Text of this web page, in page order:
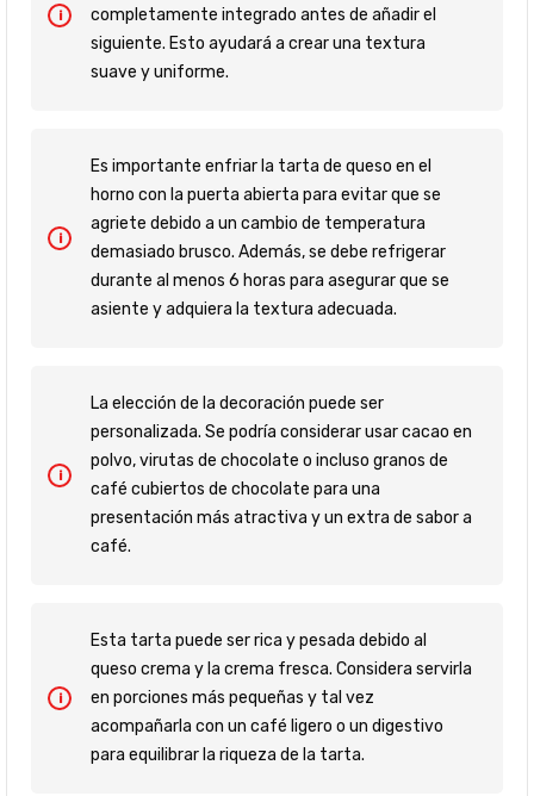
completamente integrado antes de añadir el
siguiente. Esto ayudará a crear una textura
suave y uniforme.
Es importante enfriar la tarta de queso en el
horno con la puerta abierta para evitar que se
agriete debido a un cambio de temperatura
demasiado brusco. Además, se debe refrigerar
durante al menos 6 horas para asegurar que se
asiente y adquiera la textura adecuada.
La elección de la decoración puede ser
personalizada. Se podría considerar usar cacao en
polvo, virutas de chocolate o incluso granos de
café cubiertos de chocolate para una
presentación más atractiva y un extra de sabor a
café.
Esta tarta puede ser rica y pesada debido al
queso crema y la crema fresca. Considera servirla
en porciones más pequeñas y tal vez
acompañarla con un café ligero o un digestivo
para equilibrar la riqueza de la tarta.